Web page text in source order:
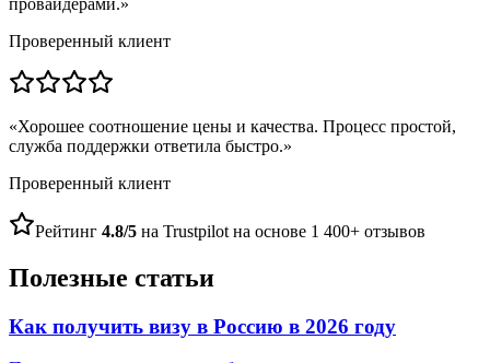
Проверенный клиент
«Хорошее соотношение цены и качества. Процесс простой,
служба поддержки ответила быстро.»
Проверенный клиент
Рейтинг 4.8/5 на Trustpilot на основе 1 400+ отзывов
Полезные статьи
Как получить визу в Россию в 2026 году